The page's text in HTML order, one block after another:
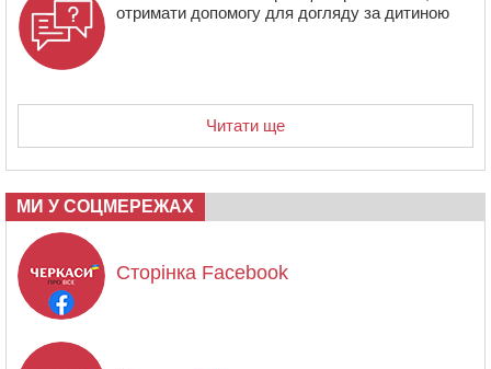
отримати допомогу для догляду за дитиною
Читати ще
МИ У СОЦМЕРЕЖАХ
Сторінка Facebook